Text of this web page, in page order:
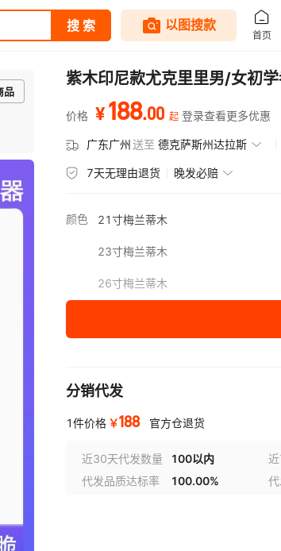
品
紫木印尼款尤克里里男/女初
价格 ¥188.00 起 登录查看更多优惠
广东广州送至 德克萨斯州达拉斯
7天无理由退货 晚发必赔
颜色 21寸梅兰蒂木
23寸梅兰蒂木
26寸梅兰蒂木
分销代发
1件价格 ￥188 官方仓退货
近30天代发数量 100以内
代发品质达标率
100.00%